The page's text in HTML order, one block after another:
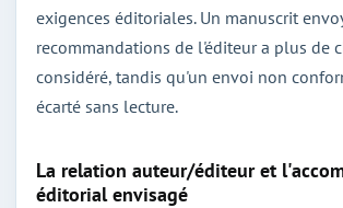
exigences éditoriales. Un manuscrit
recommandations de l'éditeur a plus de
considéré, tandis qu'un envoi non
écarté sans lecture.
La relation auteur/éditeur et
éditorial envisagé